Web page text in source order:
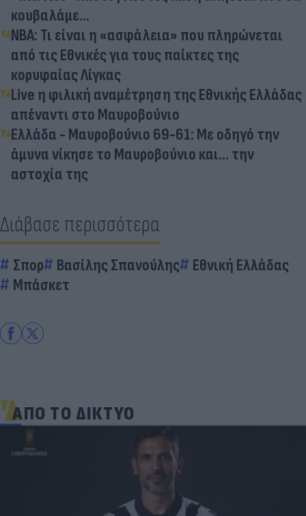
κουβαλάμε...
NBA: Τι είναι η «ασφάλεια» που πληρώνεται
από τις Εθνικές για τους παίκτες της
κορυφαίας Λίγκας
Live η φιλική αναμέτρηση της Εθνικής Ελλάδας
απέναντι στο Μαυροβούνιο
Ελλάδα - Μαυροβούνιο 69-61: Με οδηγό την
άμυνα νίκησε το Μαυροβούνιο και... την
αστοχία της
Διάβασε περισσότερα
Σπορ Βασίλης Σπανούλης
Εθνική Ελλάδας
Μπάσκετ
ΑΠΟ ΤΟ ΔΙΚΤΥΟ
Γιατί οι Έλληνες γελάσαμε πολύ με τη νέα
φανέλα του Σαλάχ (αλλά δεν είναι, προφανώς,
αυτό που νομίζουμε)